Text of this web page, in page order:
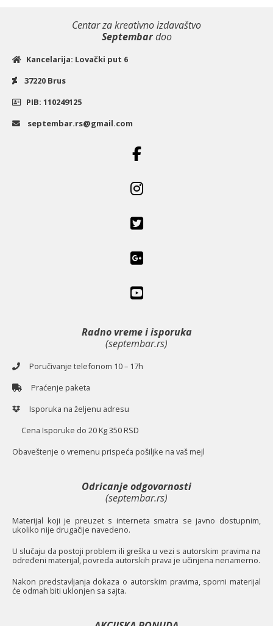
Centar za kreativno izdavaštvo
Septembardoo
Kancelarija: Lovački put 6
37220 Brus
PIB: 110249125
septembar.rs@gmail.com
Radno vreme i isporuka
(septembar.rs)
Poručivanje telefonom 10 – 17h
Praćenje paketa
Isporuka na željenu adresu
Cena Isporuke do 20 Kg 350 RSD
Obaveštenje o vremenu prispeća pošiljke na vaš mejl
Odricanje odgovornosti
(septembar.rs)
Materijal koji je preuzet s interneta smatra se javno dostupnim,
ukoliko nije drugačije navedeno.
U slučaju da postoji problem ili greška u vezi s autorskim pravima na
određeni materijal, povreda autorskih prava je učinjena nenamerno.
Nakon predstavljanja dokaza o autorskim pravima, sporni materijal
će odmah biti uklonjen sa sajta.